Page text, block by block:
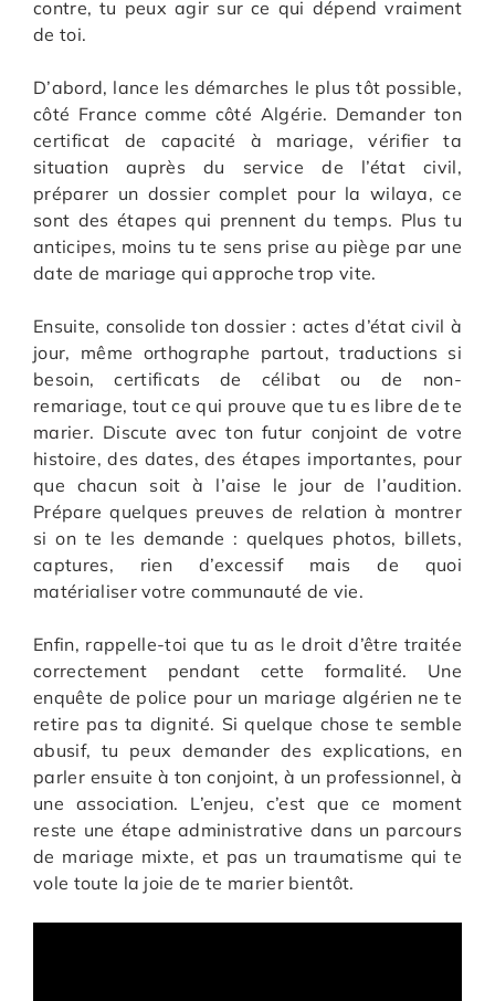
contre, tu peux agir sur ce qui dépend vraiment
de toi.
D’abord, lance les démarches le plus tôt possible,
côté France comme côté Algérie. Demander ton
certificat de capacité à mariage, vérifier ta
situation auprès du service de l’état civil,
préparer un dossier complet pour la wilaya, ce
sont des étapes qui prennent du temps. Plus tu
anticipes, moins tu te sens prise au piège par une
date de mariage qui approche trop vite.
Ensuite, consolide ton dossier : actes d’état civil à
jour, même orthographe partout, traductions si
besoin, certificats de célibat ou de non-
remariage, tout ce qui prouve que tu es libre de te
marier. Discute avec ton futur conjoint de votre
histoire, des dates, des étapes importantes, pour
que chacun soit à l’aise le jour de l’audition.
Prépare quelques preuves de relation à montrer
si on te les demande : quelques photos, billets,
captures, rien d’excessif mais de quoi
matérialiser votre communauté de vie.
Enfin, rappelle-toi que tu as le droit d’être traitée
correctement pendant cette formalité. Une
enquête de police pour un mariage algérien ne te
retire pas ta dignité. Si quelque chose te semble
abusif, tu peux demander des explications, en
parler ensuite à ton conjoint, à un professionnel, à
une association. L’enjeu, c’est que ce moment
reste une étape administrative dans un parcours
de mariage mixte, et pas un traumatisme qui te
vole toute la joie de te marier bientôt.